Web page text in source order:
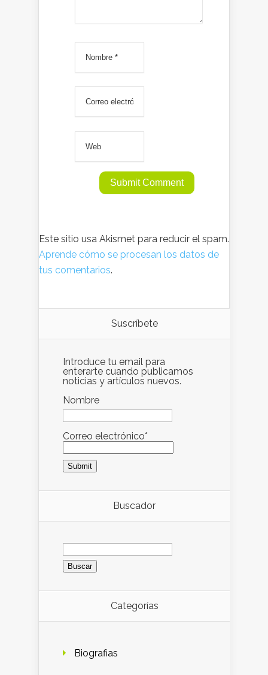
Este sitio usa Akismet para reducir el spam.
Aprende cómo se procesan los datos de
tus comentarios.
Suscríbete
Introduce tu email para
enterarte cuando publicamos
noticias y artículos nuevos.
Nombre
Correo electrónico*
Buscador
Buscar:
Categorías
Biografias